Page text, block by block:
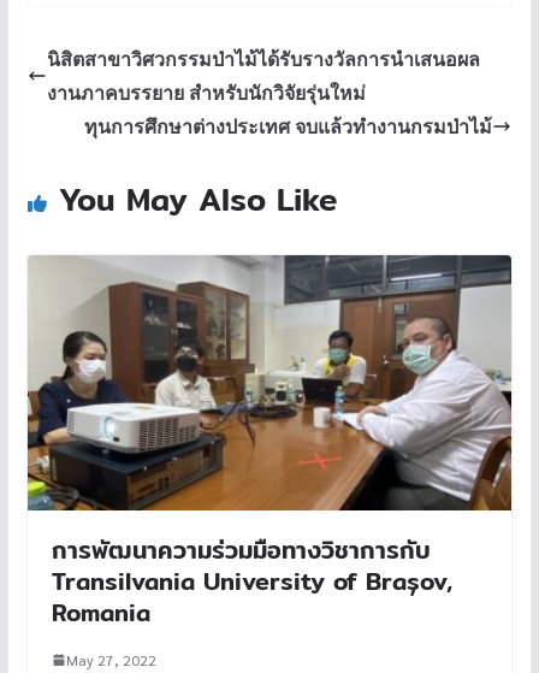
นิสิตสาขาวิศวกรรมป่าไม้ได้รับรางวัลการนำเสนอผล
งานภาคบรรยาย สำหรับนักวิจัยรุ่นใหม่
ทุนการศึกษาต่างประเทศ จบแล้วทำงานกรมป่าไม้
You May Also Like
การพัฒนาความร่วมมือทางวิชาการกับ
Transilvania University of Brașov,
Romania
May 27, 2022